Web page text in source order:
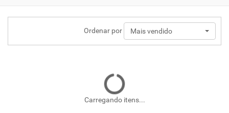
Ordenar por Mais vendido
Carregando itens...